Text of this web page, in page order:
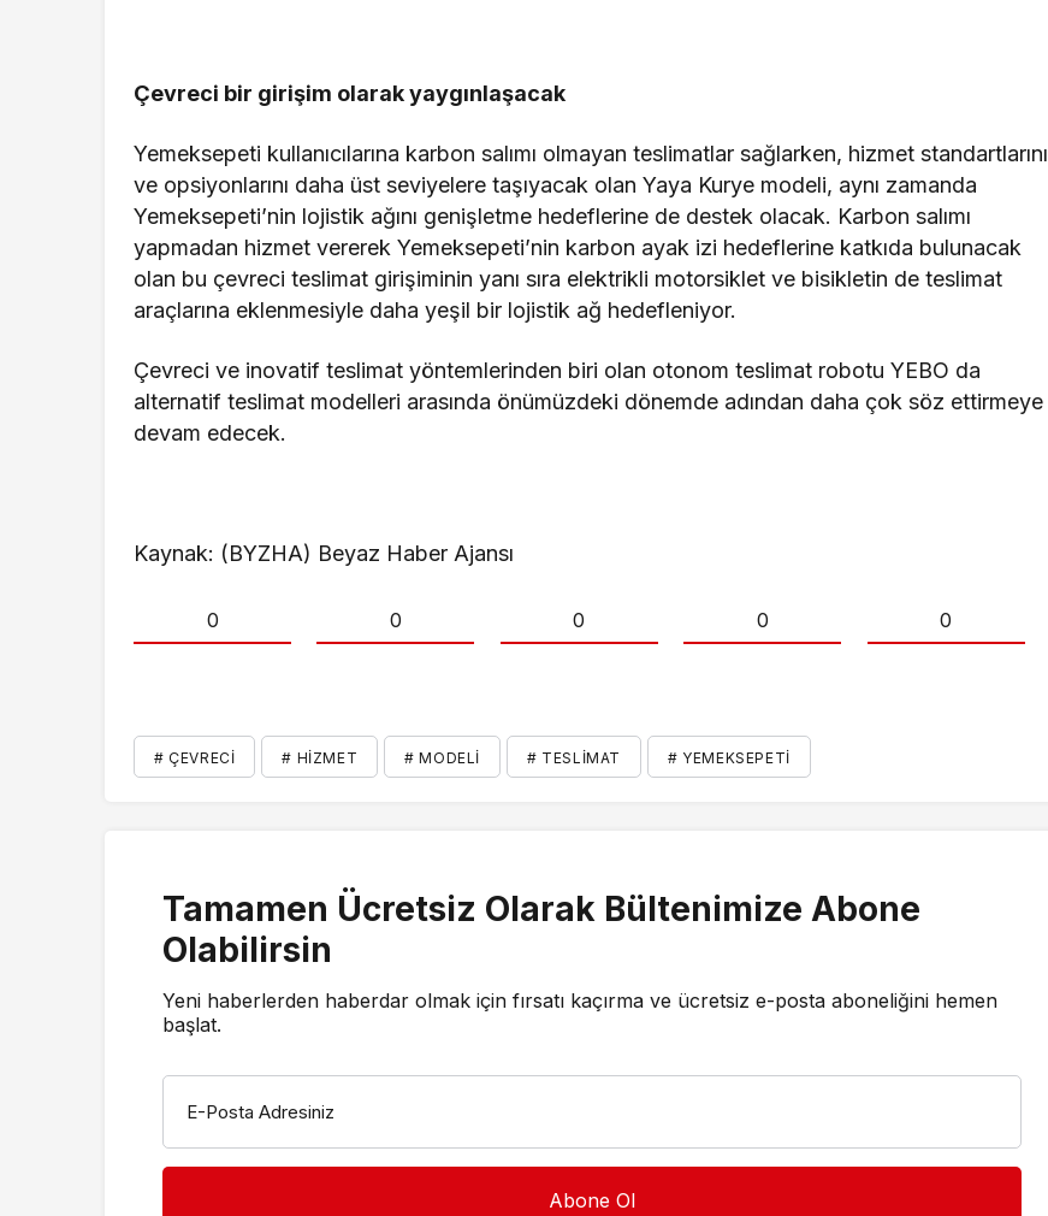
Çevreci bir girişim olarak yaygınlaşacak
Yemeksepeti kullanıcılarına karbon salımı olmayan teslimatlar sağlarken, hizmet standartlarını
ve opsiyonlarını daha üst seviyelere taşıyacak olan Yaya Kurye modeli, aynı zamanda
Yemeksepeti’nin lojistik ağını genişletme hedeflerine de destek olacak. Karbon salımı
yapmadan hizmet vererek Yemeksepeti’nin karbon ayak izi hedeflerine katkıda bulunacak
olan bu çevreci teslimat girişiminin yanı sıra elektrikli motorsiklet ve bisikletin de teslimat
araçlarına eklenmesiyle daha yeşil bir lojistik ağ hedefleniyor.
Çevreci ve inovatif teslimat yöntemlerinden biri olan otonom teslimat robotu YEBO da
alternatif teslimat modelleri arasında önümüzdeki dönemde adından daha çok söz ettirmeye
devam edecek.
Kaynak: (BYZHA) Beyaz Haber Ajansı
0 0 0 0 0
# ÇEVRECI # HIZMET # MODELI # TESLIMAT # YEMEKSEPETI
Tamamen Ücretsiz Olarak Bültenimize Abone
Olabilirsin
Yeni haberlerden haberdar olmak için fırsatı kaçırma ve ücretsiz e-posta aboneliğini hemen
başlat.
E-Posta Adresiniz